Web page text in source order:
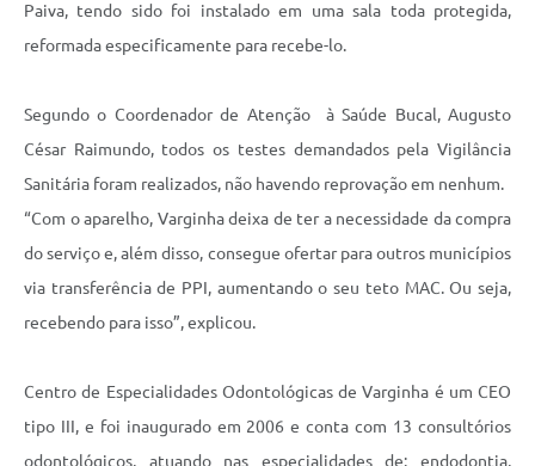
Paiva, tendo sido foi instalado em uma sala toda protegida,
reformada especificamente para recebe-lo.
Segundo o Coordenador de Atenção à Saúde Bucal, Augusto
César Raimundo, todos os testes demandados pela Vigilância
Sanitária foram realizados, não havendo reprovação em nenhum.
“Com o aparelho, Varginha deixa de ter a necessidade da compra
do serviço e, além disso, consegue ofertar para outros municípios
via transferência de PPI, aumentando o seu teto MAC. Ou seja,
recebendo para isso”, explicou.
Centro de Especialidades Odontológicas de Varginha é um CEO
tipo III, e foi inaugurado em 2006 e conta com 13 consultórios
odontológicos, atuando nas especialidades de: endodontia,